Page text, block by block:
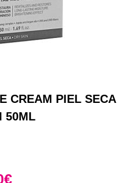
CREAM PIEL SECA
50ML
€